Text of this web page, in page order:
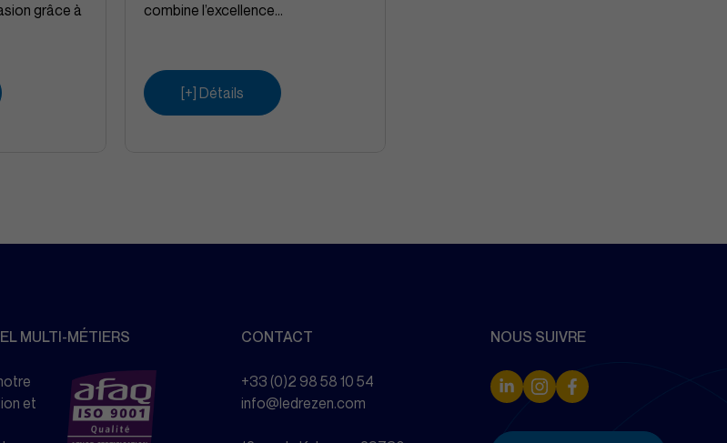
grâce à
combine l’excellence...
[+] Détails
MULTI-MÉTIERS
et
CONTACT
+33 (0)2 98 58 10 54
info@ledrezen.com
NOUS SUIVRE